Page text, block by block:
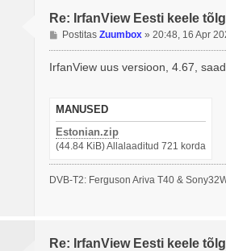
Re: IrfanView Eesti keele
P
o
s
t
u
s
Postitas Zuumbox» 20:48, 16 Apr
IrfanView uus versioon, 4.67,
MANUSED
Estonian.zip
(44.84 KiB) Allalaaditud 721 korda
DVB-T2: Ferguson Ariva T40 &
Re: IrfanView Eesti keele